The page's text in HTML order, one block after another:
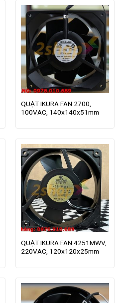
QUẠT IKURA FAN 2700,
100VAC, 140x140x51mm
QUẠT IKURA FAN 4251MWV,
220VAC, 120x120x25mm